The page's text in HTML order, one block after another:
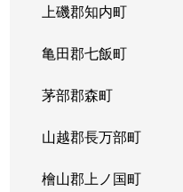
上磯郡知内町
亀田郡七飯町
茅部郡森町
山越郡長万部町
檜山郡上ノ国町